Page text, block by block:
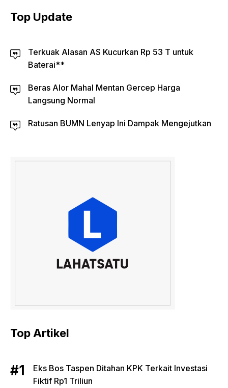
Top Update
Terkuak Alasan AS Kucurkan Rp 53 T untuk
Baterai**
Beras Alor Mahal Mentan Gercep Harga
Langsung Normal
Ratusan BUMN Lenyap Ini Dampak Mengejutkan
Top Artikel
Eks Bos Taspen Ditahan KPK Terkait Investasi
Fiktif Rp1 Triliun